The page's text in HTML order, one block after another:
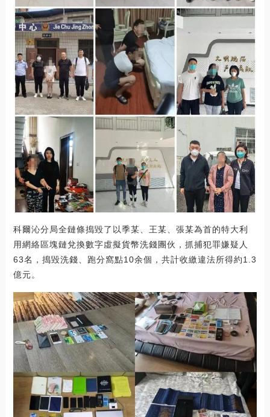
科爾沁分局全鏈條搗毀了以季某、王某、張某為首的特大利
用網絡區塊鏈兌換數字虛擬貨幣洗錢團伙，抓捕犯罪嫌疑人
63名，搗毀洗錢、跑分窩點10余個，共計收繳違法所得約1.3
億元。